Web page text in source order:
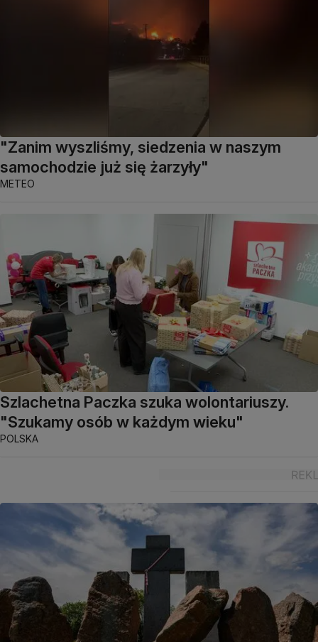
"Zanim wyszliśmy, siedzenia w naszym
samochodzie już się żarzyły"
METEO
Szlachetna Paczka szuka wolontariuszy.
"Szukamy osób w każdym wieku"
POLSKA